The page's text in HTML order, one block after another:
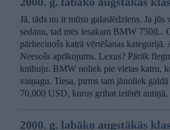
Jā, tāds nu ir mūsu galaslēdziens. Ja
sedanu, tad mēs iesakam BMW 750iL.
pārliecinošs katrā vērtēšanas
Neesošs aprīkojums. Lexus? Pārāk
knibuļu. BMW noliek pie vietas katru,
vaiņagu. Tiesa, pirms tam jānoliek
70,000 USD, kurus gribat iztērēt
2000. g. labāko augstākās